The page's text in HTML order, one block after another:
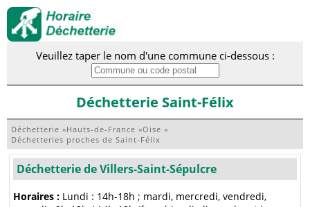
Veuillez taper le nom d'une commune ci-dessous :
Déchetterie Saint-Félix
Déchetterie »Hauts-de-France »Oise »
Déchetteries proches de Saint-Félix
Déchetterie de Villers-Saint-Sépulcre
Horaires : Lundi : 14h-18h ; mardi, mercredi, vendredi,